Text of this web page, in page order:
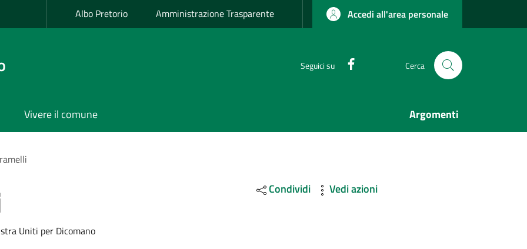
Albo Pretorio Amministrazione Trasparente Accedi all'area personale
Seguici su Cerca
Vivere il comune Argomenti
Uniti per Dicomano
Condividi Vedi azioni